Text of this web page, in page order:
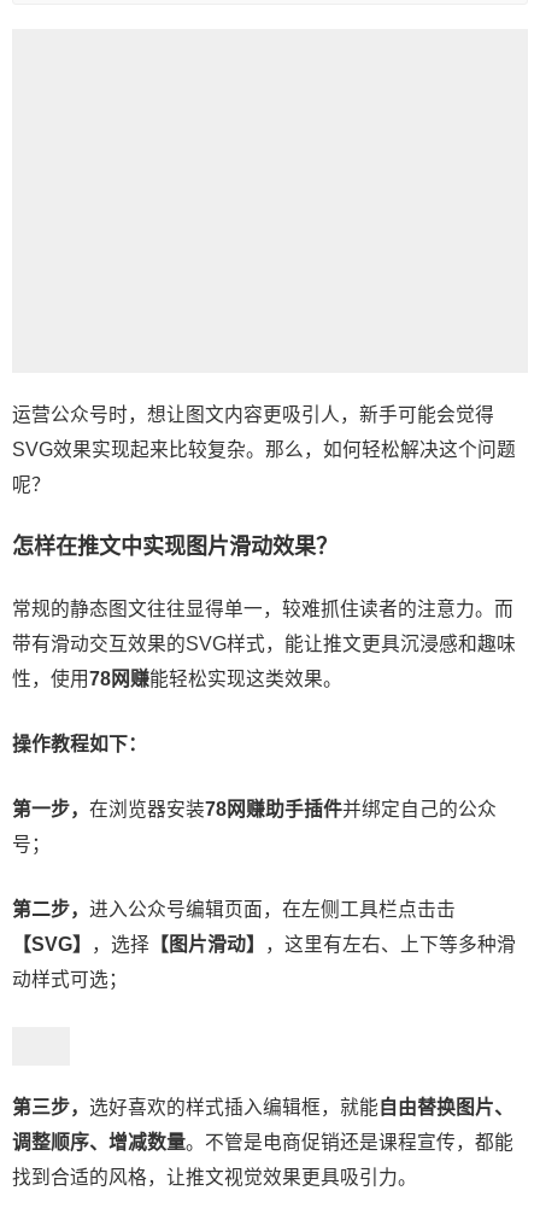
运营公众号时，想让图文内容更吸引人，新手可能会觉得
SVG效果实现起来比较复杂。那么，如何轻松解决这个问题
呢？
怎样在推文中实现图片滑动效果？
常规的静态图文往往显得单一，较难抓住读者的注意力。而
带有滑动交互效果的SVG样式，能让推文更具沉浸感和趣味
性，使用78网赚能轻松实现这类效果。
操作教程如下：
第一步， 在浏览器安装78网赚助手插件并绑定自己的公众
号；
第二步， 进入公众号编辑页面，在左侧工具栏点击击
【SVG】
，选择 【图片滑动】
，这里有左右、上下等多种滑
动样式可选；
第三步， 选好喜欢的样式插入编辑框，就能 自由替换图片、
调整顺序、增减数量。不管是电商促销还是课程宣传，都能
找到合适的风格，让推文视觉效果更具吸引力。